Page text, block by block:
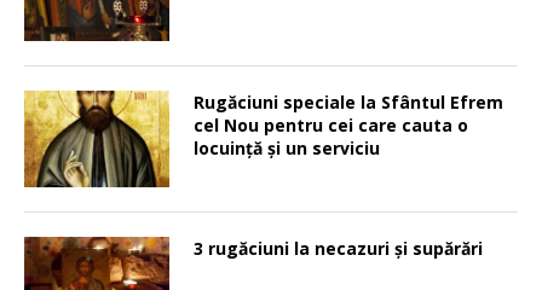
Rugăciuni speciale la Sfântul Efrem
cel Nou pentru cei care cauta o
locuinţă şi un serviciu
3 rugăciuni la necazuri și supărări